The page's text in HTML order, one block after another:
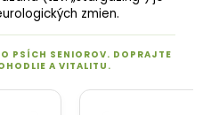
zmien.